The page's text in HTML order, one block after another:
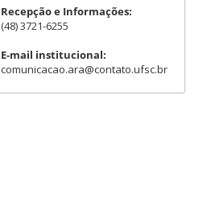
Recepção e Informações:
(48) 3721-6255
E-mail institucional:
comunicacao.ara@contato.ufsc.br